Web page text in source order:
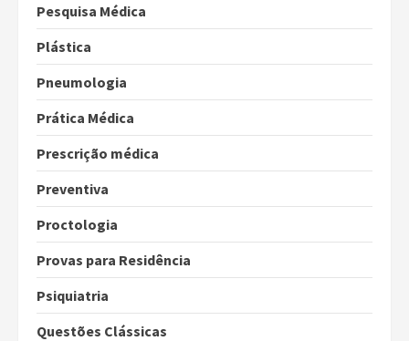
Pesquisa Médica
Plástica
Pneumologia
Prática Médica
Prescrição médica
Preventiva
Proctologia
Provas para Residência
Psiquiatria
Questões Clássicas